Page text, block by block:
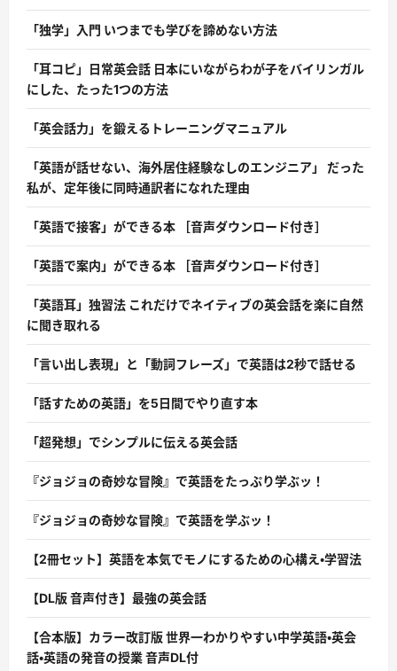
「独学」入門 いつまでも学びを諦めない方法
「耳コピ」日常英会話 日本にいながらわが子をバイリンガル
にした、たった1つの方法
「英会話力」を鍛えるトレーニングマニュアル
「英語が話せない、海外居住経験なしのエンジニア」 だった
私が、定年後に同時通訳者になれた理由
「英語で接客」ができる本 ［音声ダウンロード付き］
「英語で案内」ができる本 ［音声ダウンロード付き］
「英語耳」独習法 これだけでネイティブの英会話を楽に自然
に聞き取れる
「言い出し表現」と「動詞フレーズ」で英語は2秒で話せる
「話すための英語」を5日間でやり直す本
「超発想」でシンプルに伝える英会話
『ジョジョの奇妙な冒険』で英語をたっぷり学ぶッ！
『ジョジョの奇妙な冒険』で英語を学ぶッ！
【2冊セット】英語を本気でモノにするための心構え・学習法
【DL版 音声付き】最強の英会話
【合本版】カラー改訂版 世界一わかりやすい中学英語・英会
話・英語の発音の授業 音声DL付